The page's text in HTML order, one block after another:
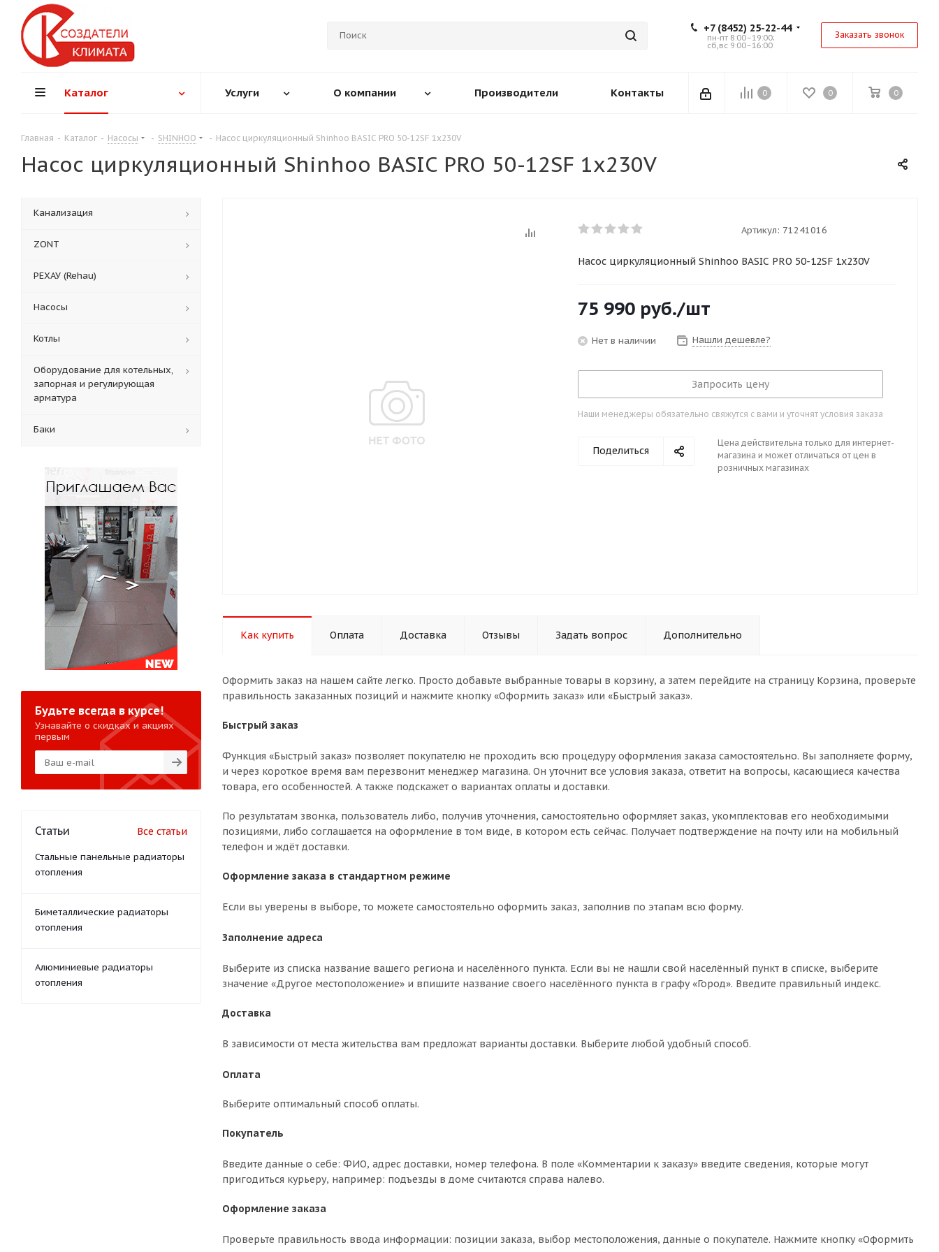
+7 (8452) 25-22-44
пн-пт 8:00–19:00;
сб,вс 9:00–16:00
Заказать звонок
0 0 0
Каталог Услуги О компании Производители Контакты
Главная - Каталог - Насосы - SHINHOO - Насос циркуляционный Shinhoo BASIC PRO 50-12SF 1x230V
Насос циркуляционный Shinhoo BASIC PRO 50-12SF 1x230V
Артикул: 71241016
Насос циркуляционный Shinhoo BASIC PRO 50-12SF 1x230V
75 990 руб./шт
Нет в наличии Нашли дешевле?
Запросить цену
Наши менеджеры обязательно свяжутся с вами и уточнят условия заказа
Поделиться
Цена действительна только для интернет-
магазина и может отличаться от цен в
розничных магазинах
Как купить Оплата Доставка Отзывы Задать вопрос Дополнительно
Оформить заказ на нашем сайте легко. Просто добавьте выбранные товары в корзину, а затем перейдите на страницу Корзина, проверьте
правильность заказанных позиций и нажмите кнопку «Оформить заказ» или «Быстрый заказ».
Быстрый заказ
Функция «Быстрый заказ» позволяет покупателю не проходить всю процедуру оформления заказа самостоятельно. Вы заполняете форму,
и через короткое время вам перезвонит менеджер магазина. Он уточнит все условия заказа, ответит на вопросы, касающиеся качества
товара, его особенностей. А также подскажет о вариантах оплаты и доставки.
По результатам звонка, пользователь либо, получив уточнения, самостоятельно оформляет заказ, укомплектовав его необходимыми
позициями, либо соглашается на оформление в том виде, в котором есть сейчас. Получает подтверждение на почту или на мобильный
телефон и ждёт доставки.
Оформление заказа в стандартном режиме
Если вы уверены в выборе, то можете самостоятельно оформить заказ, заполнив по этапам всю форму.
Заполнение адреса
Выберите из списка название вашего региона и населённого пункта. Если вы не нашли свой населённый пункт в списке, выберите
значение «Другое местоположение» и впишите название своего населённого пункта в графу «Город». Введите правильный индекс.
Доставка
В зависимости от места жительства вам предложат варианты доставки. Выберите любой удобный способ.
Оплата
Выберите оптимальный способ оплаты.
Покупатель
Введите данные о себе: ФИО, адрес доставки, номер телефона. В поле «Комментарии к заказу» введите сведения, которые могут
пригодиться курьеру, например: подъезды в доме считаются справа налево.
Оформление заказа
Проверьте правильность ввода информации: позиции заказа, выбор местоположения, данные о покупателе. Нажмите кнопку «Оформить
Канализация
ZONT
РЕХАУ (Rehau)
Насосы
Котлы
Оборудование для котельных,
запорная и регулирующая
арматура
Баки
Будьте всегда в курсе!
Узнавайте о скидках и акциях
первым
Статьи Все статьи
Стальные панельные радиаторы
отопления
Биметаллические радиаторы
отопления
Алюминиевые радиаторы
отопления